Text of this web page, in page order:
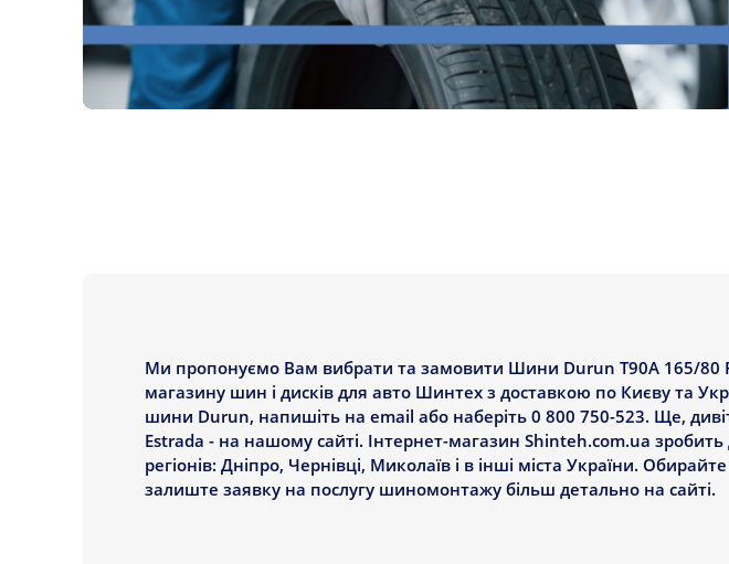
Ми пропонуємо Вам вибрати та замовити Шини Durun T90A 165/80
магазину шин і дисків для авто Шинтех з доставкою по Києву та
шини Durun, напишіть на email або наберіть 0 800 750-523. Ще,
Estrada - на нашому сайті. Інтернет-магазин Shinteh.com.ua
регіонів: Дніпро, Чернівці, Миколаїв і в інші міста України.
залиште заявку на послугу шиномонтажу більш детально на сайті.